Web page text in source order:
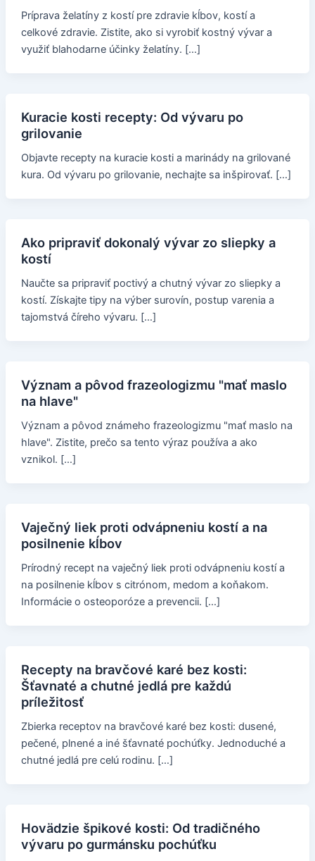
Príprava želatíny z kostí pre zdravie kĺbov, kostí a
celkové zdravie. Zistite, ako si vyrobiť kostný vývar a
využiť blahodarne účinky želatíny. […]
Kuracie kosti recepty: Od vývaru po
grilovanie
Objavte recepty na kuracie kosti a marinády na grilované
kura. Od vývaru po grilovanie, nechajte sa inšpirovať. […]
Ako pripraviť dokonalý vývar zo sliepky a
kostí
Naučte sa pripraviť poctivý a chutný vývar zo sliepky a
kostí. Získajte tipy na výber surovín, postup varenia a
tajomstvá číreho vývaru. […]
Význam a pôvod frazeologizmu "mať maslo
na hlave"
Význam a pôvod známeho frazeologizmu "mať maslo na
hlave". Zistite, prečo sa tento výraz používa a ako
vznikol. […]
Vaječný liek proti odvápneniu kostí a na
posilnenie kĺbov
Prírodný recept na vaječný liek proti odvápneniu kostí a
na posilnenie kĺbov s citrónom, medom a koňakom.
Informácie o osteoporóze a prevencii. […]
Recepty na bravčové karé bez kosti:
Šťavnaté a chutné jedlá pre každú
príležitosť
Zbierka receptov na bravčové karé bez kosti: dusené,
pečené, plnené a iné šťavnaté pochúťky. Jednoduché a
chutné jedlá pre celú rodinu. […]
Hovädzie špikové kosti: Od tradičného
vývaru po gurmánsku pochúťku